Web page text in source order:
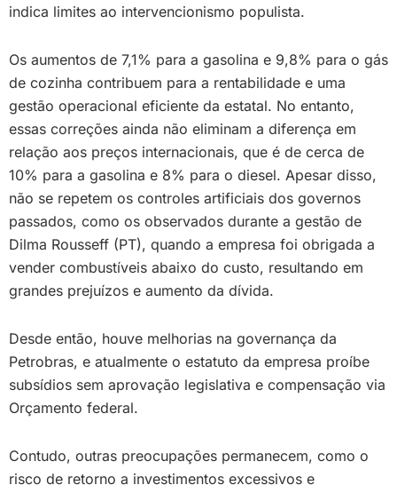
indica limites ao intervencionismo populista.
Os aumentos de 7,1% para a gasolina e 9,8% para o gás
de cozinha contribuem para a rentabilidade e uma
gestão operacional eficiente da estatal. No entanto,
essas correções ainda não eliminam a diferença em
relação aos preços internacionais, que é de cerca de
10% para a gasolina e 8% para o diesel. Apesar disso,
não se repetem os controles artificiais dos governos
passados, como os observados durante a gestão de
Dilma Rousseff (PT), quando a empresa foi obrigada a
vender combustíveis abaixo do custo, resultando em
grandes prejuízos e aumento da dívida.
Desde então, houve melhorias na governança da
Petrobras, e atualmente o estatuto da empresa proíbe
subsídios sem aprovação legislativa e compensação via
Orçamento federal.
Contudo, outras preocupações permanecem, como o
risco de retorno a investimentos excessivos e